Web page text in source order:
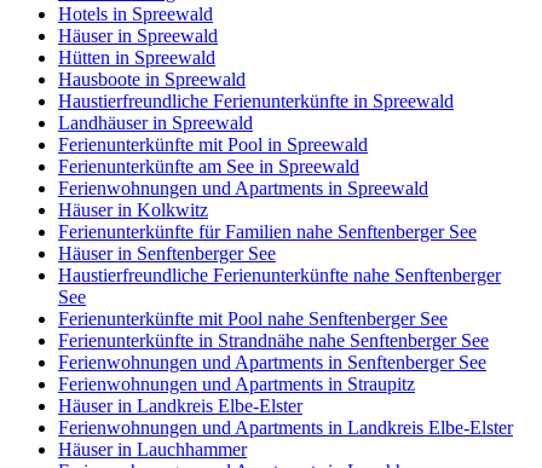
Hotels in Spreewald
Häuser in Spreewald
Hütten in Spreewald
Hausboote in Spreewald
Haustierfreundliche Ferienunterkünfte in Spreewald
Landhäuser in Spreewald
Ferienunterkünfte mit Pool in Spreewald
Ferienunterkünfte am See in Spreewald
Ferienwohnungen und Apartments in Spreewald
Häuser in Kolkwitz
Ferienunterkünfte für Familien nahe Senftenberger See
Häuser in Senftenberger See
Haustierfreundliche Ferienunterkünfte nahe Senftenberger
See
Ferienunterkünfte mit Pool nahe Senftenberger See
Ferienunterkünfte in Strandnähe nahe Senftenberger See
Ferienwohnungen und Apartments in Senftenberger See
Ferienwohnungen und Apartments in Straupitz
Häuser in Landkreis Elbe-Elster
Ferienwohnungen und Apartments in Landkreis Elbe-Elster
Häuser in Lauchhammer